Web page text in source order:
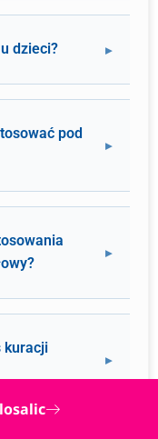
dzieci?
pod
kuracji